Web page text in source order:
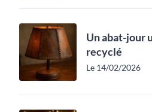
Un abat-jour
recyclé
Le 14/02/2026